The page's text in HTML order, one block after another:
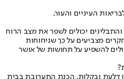
יכולים לשפר את מצב הרוח
מצביעים על כך שניחוחות
להשפיע על תחושות של אושר
דלעת ובקלות. הכנת התערובת בבית